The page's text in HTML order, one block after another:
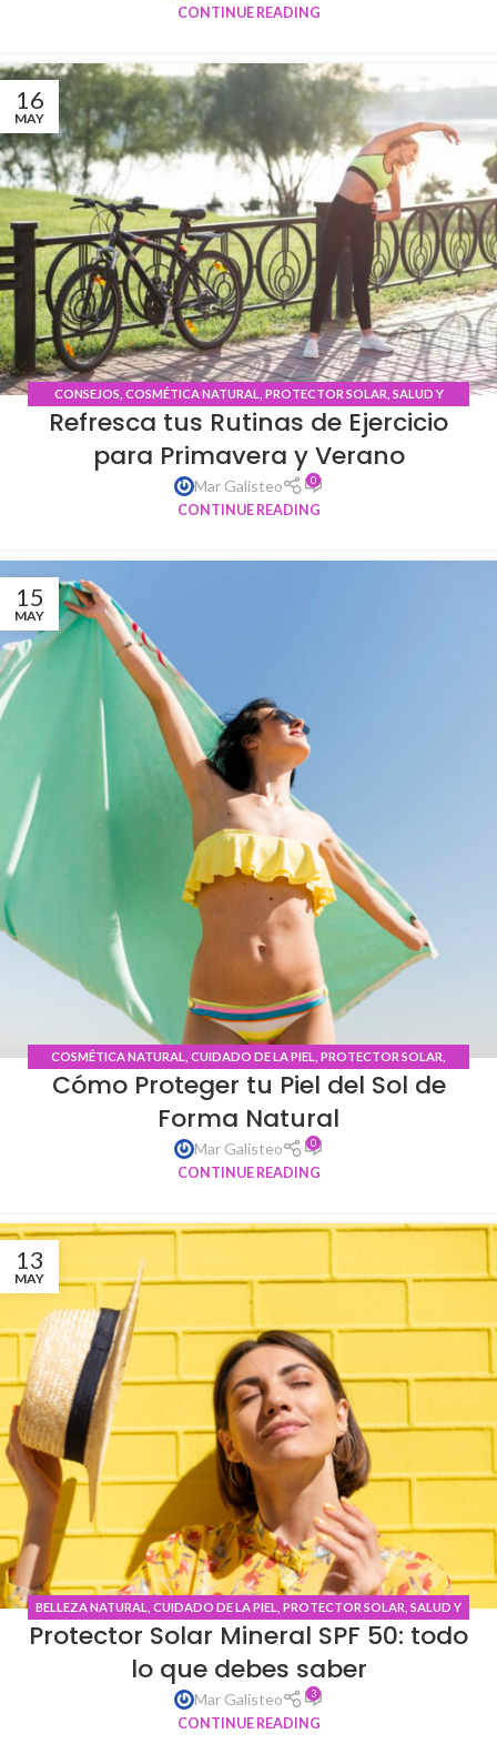
CONTINUE READING
16
MAY
CONSEJOS COSMÉTICA NATURAL PROTECTOR SOLAR SALUD Y
BIENESTAR
Refresca tus Rutinas de Ejercicio
para Primavera y Verano
Mar Galisteo 0
CONTINUE READING
15
MAY
COSMÉTICA NATURAL CUIDADO DE LA PIEL PROTECTOR SOLAR
QUEMADURAS
Cómo Proteger tu Piel del Sol de
Forma Natural
Mar Galisteo 0
CONTINUE READING
13
MAY
BELLEZA NATURAL CUIDADO DE LA PIEL PROTECTOR SOLAR SALUD Y
BIENESTAR
Protector Solar Mineral SPF 50: todo
lo que debes saber
Mar Galisteo 3
CONTINUE READING